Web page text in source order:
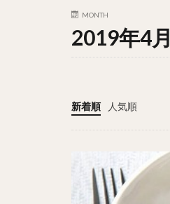
MONTH
2019年4月
新着順 人気順